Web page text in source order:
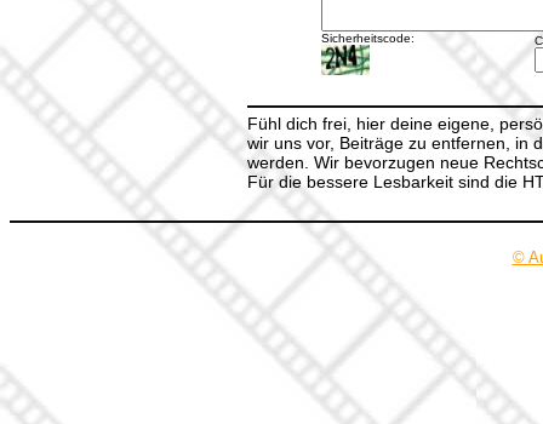
Sicherheitscode:
Fühl dich frei, hier deine eigene,
wir uns vor, Beiträge zu entfernen, in
werden. Wir bevorzugen neue
Für die bessere Lesbarkeit sind die
©